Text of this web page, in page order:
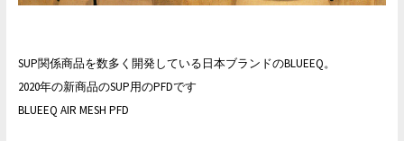
SUP関係商品を数多く開発している日本ブランドのBLUEEQ。
2020年の新商品のSUP用のPFDです
BLUEEQ AIR MESH PFD